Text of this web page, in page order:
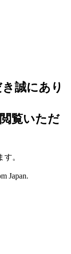
誠にあり
覧いただ
。
Japan.